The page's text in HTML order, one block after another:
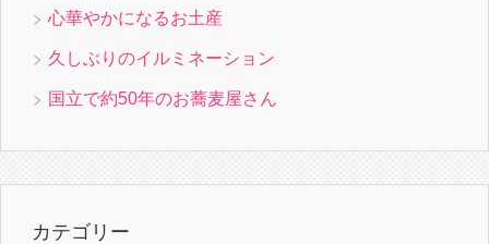
心華やかになるお土産
久しぶりのイルミネーション
国立で約50年のお蕎麦屋さん
カテゴリー